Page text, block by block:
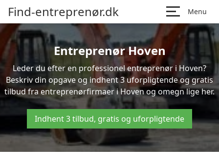
Find-entreprenør.dk Menu
Entreprenør Hoven
Leder du efter en professionel entreprenør i Hoven?
Beskriv din opgave og indhent 3 uforpligtende og gratis
tilbud fra entreprenørfirmaer i Hoven og omegn lige her.
Indhent 3 tilbud, gratis og uforpligtende